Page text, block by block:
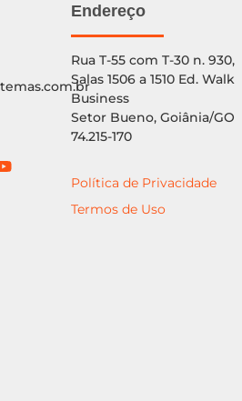
Endereço
Rua T-55 com T-30 n. 930,
Salas 1506 a 1510 Ed. Walk
Business
Setor Bueno, Goiânia/GO
74.215-170
Política de Privacidade
Termos de Uso